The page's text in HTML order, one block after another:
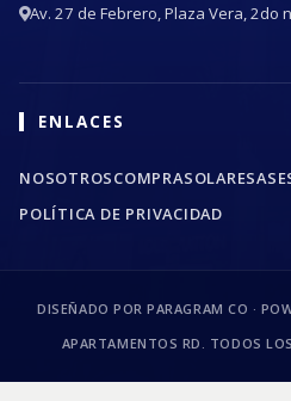
Av. 27 de Febrero, Plaza Vera, 2do
ENLACES
NOSOTROSCOMPRASOLARES
POLÍTICA DE PRIVACIDAD
DISEÑADO POR PARAGRAM CO ·
APARTAMENTOS RD. TODOS